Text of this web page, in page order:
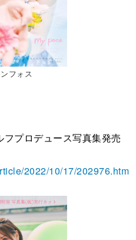
フォス
プロデュース写真集発売
2022/10/17/202976.htm